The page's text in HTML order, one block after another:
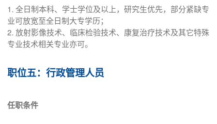
科
32 疼痛科 硕士学位及以上
33 康复医学科
34 临床营养科
1. 全日制本科、学士学位及以上，研究生优先，部分紧缺专
业可放宽至全日制大专学历；
2. 放射影像技术、临床检验技术、康复治疗技术及其它特殊
专业技术相关专业亦可。
职位五：行政管理人员
任职条件